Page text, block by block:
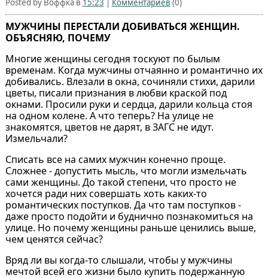
Posted by Воффка в 15:23 Комментариев (0)
МУЖЧИНЫ ПЕРЕСТАЛИ ДОБИВАТЬСЯ ЖЕНЩИН.
ОБЪЯСНЯЮ, ПОЧЕМУ
Многие женщины сегодня тоскуют по былым
временам. Когда мужчины отчаянно и романтично их
добивались. Влезали в окна, сочиняли стихи, дарили
цветы, писали признания в любви краской под
окнами. Просили руки и сердца, дарили кольца стоя
на одном колене. А что теперь? На улице не
знакомятся, цветов не дарят, в ЗАГС не идут.
Измельчали?
Списать все на самих мужчин конечно проще.
Сложнее - допустить мысль, что могли измельчать
сами женщины. До такой степени, что просто не
хочется ради них совершать хоть каких-то
романтических поступков. Да что там поступков -
даже просто подойти и буднично познакомиться на
улице. Но почему женщины раньше ценились выше,
чем ценятся сейчас?
Вряд ли вы когда-то слышали, чтобы у мужчины
мечтой всей его жизни было купить подержанную